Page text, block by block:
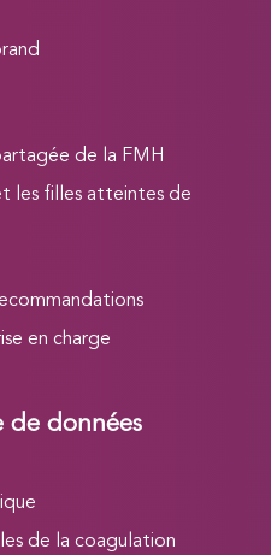
de la FMH
les filles atteintes de
en charge
de données
de la coagulation